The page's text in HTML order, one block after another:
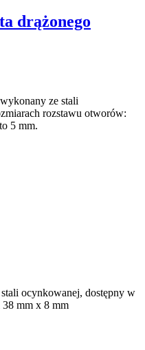
drążonego
ze stali
rozstawu otworów:
5 mm.
ocynkowanej, dostępny w
mm x 8 mm